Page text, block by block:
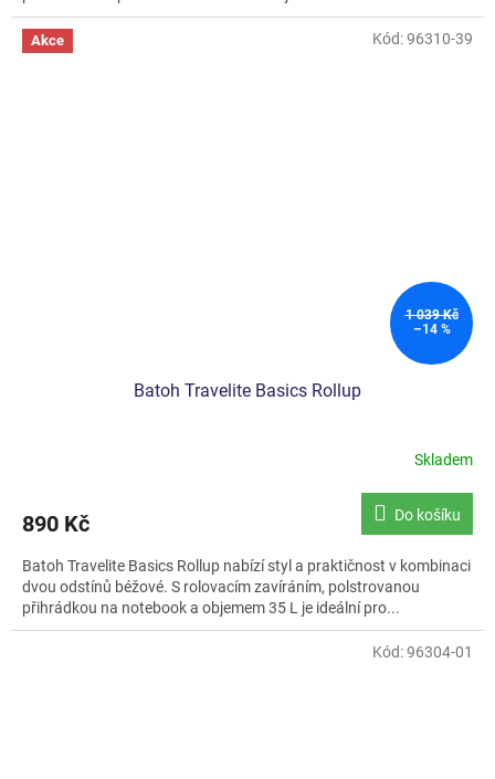
Akce
1 039 Kč
–14 %
Batoh Travelite Basics Rollup
Skladem
890 Kč Do košíku
Batoh Travelite Basics Rollup nabízí styl a praktičnost v kombinaci
dvou odstínů béžové. S rolovacím zavíráním, polstrovanou
přihrádkou na notebook a objemem 35 L je ideální pro...
Kód:96310-39
Kód:96304-01